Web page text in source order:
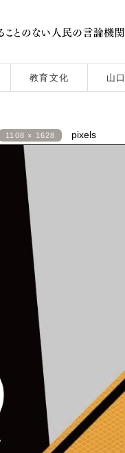
教育文化 山
1108 × 1628 pixels